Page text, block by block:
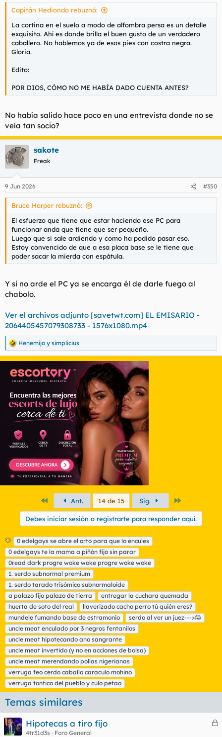
Capitán Hediondo rebuznó:
La cortina en el suelo a modo de alfombra persa es un detalle
exquisito. Ahí es donde brilla el buen gusto de un verdadero
caballero. No hablemos ya de esos pies con costra negra.
Gloria.
Edito:
POR DIOS, CÓMO NO ME HABÍA DADO CUENTA ANTES?
No había salido hace poco en una entrevista donde no se
veía tan socio?
sakote
Freak
9 Jun 2026 #350
Bruce Harper rebuznó:
El esfuerzo que tiene que estar haciendo ese PC para
funcionar anda que tiene que ser pequeño.
Luego que si sale ardiendo y como ha podido pasar eso.
Estoy convencido de que a esa placa base se le tiene que
poder sacar la mierda con espátula.
Y si no arde el PC ya se encarga él de darle fuego al
chabolo.
Ver el archivos adjunto [savetwt.com] EL EMISARIO -
2064405457079308733 - 1576x1080.mp4
R
e
a
c
c
o
n
e
Henemijo y simplicius
PrimeroAnt. 14 de 15 Sig.
Debes iniciar sesión o registrarte para responder aquí.
E
t
i
q
u
e
t
a
s
0 edelgays se abre el orto para que lo encules
0 edelgays te la mama a piñón fijo sin parar
0read dark progre woke woke progre woke woke
1. serdo subnormal premium
1. serdo tarado trisómico subnormaloide
a palazo fijo palazo de tierra
entregar la cuchara quemada
huerta de soto del real
llaverizado cacho perro tú quién eres?
mundele fumando base de estramonio
serdo al ver un juez--->😱
uncle meat enculado por 3 negros fentanilos
uncle meat hipotecando ano sangrante
uncle meat invertido (y no en acciones de bolsa)
uncle meat merendando pollas nigerianas
verruga feo cerdo caballo caraculo mohino
verruga tontico del pueblo y culo petao
Temas similares
C
Hipotecas a tiro fijo
4tr31d3s
Foro General